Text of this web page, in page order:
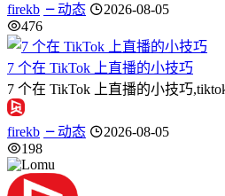
firekb 动态
2026-08-05
476
7 个在 TikTok 上直播的小技巧
7 个在 TikTok 上直播的小技巧
firekb 动态
2026-08-05
198